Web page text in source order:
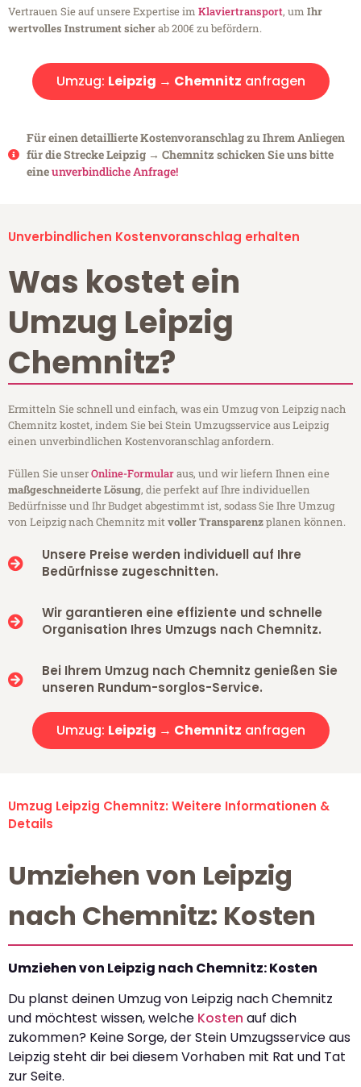
Vertrauen Sie auf unsere Expertise im Klaviertransport, um Ihr
wertvolles Instrument sicherab 200€ zu befördern.
Umzug: Leipzig → Chemnitz anfragen
Für einen detaillierte Kostenvoranschlag zu Ihrem Anliegen
für die Strecke Leipzig → Chemnitz schicken Sie uns bitte
eineunverbindliche Anfrage!
Unverbindlichen Kostenvoranschlag erhalten
Was kostet ein
Umzug Leipzig
Chemnitz?
Ermitteln Sie schnell und einfach, was ein Umzug von Leipzig nach
Chemnitz kostet, indem Sie bei Stein Umzugsservice aus Leipzig
einen unverbindlichen Kostenvoranschlag anfordern.
Füllen Sie unserOnline-Formularaus, und wir liefern Ihnen eine
maßgeschneiderte Lösung, die perfekt auf Ihre individuellen
Bedürfnisse und Ihr Budget abgestimmt ist, sodass Sie Ihre Umzug
von Leipzig nach Chemnitz mitvoller Transparenzplanen können.
Unsere Preise werden individuell auf Ihre
Bedürfnisse zugeschnitten.
Wir garantieren eine effiziente und schnelle
Organisation Ihres Umzugs nach Chemnitz.
Bei Ihrem Umzug nach Chemnitz genießen Sie
unseren Rundum-sorglos-Service.
Umzug: Leipzig → Chemnitz anfragen
Umzug Leipzig Chemnitz: Weitere Informationen &
Details
Umziehen von Leipzig
nach Chemnitz: Kosten
Umziehen von Leipzig nach Chemnitz: Kosten
Du planst deinen Umzug von Leipzig nach Chemnitz
und möchtest wissen, welche Kosten auf dich
zukommen? Keine Sorge, der Stein Umzugsservice aus
Leipzig steht dir bei diesem Vorhaben mit Rat und Tat
zur Seite.